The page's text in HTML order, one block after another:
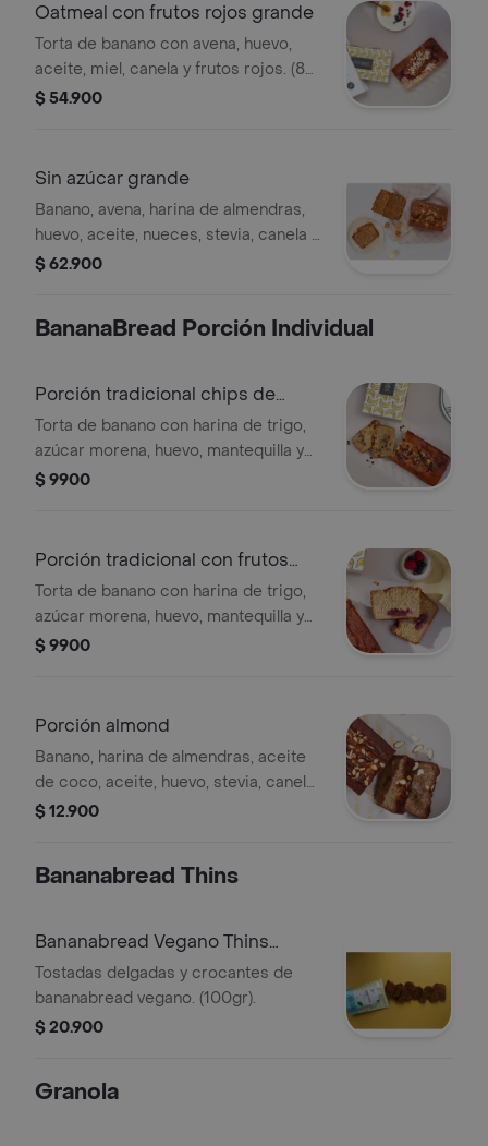
Oatmeal con frutos rojos grande
Torta de banano con avena, huevo,
aceite, miel, canela y frutos rojos. (8
porciones)
$ 54.900
Sin azúcar grande
Banano, avena, harina de almendras,
huevo, aceite, nueces, stevia, canela y
nuez moscada (8 porciones)
$ 62.900
BananaBread Porción Individual
Porción tradicional chips de
chocolate
Torta de banano con harina de trigo,
azúcar morena, huevo, mantequilla y
chips de chocolate.
$ 9900
Porción tradicional con frutos
rojos
Torta de banano con harina de trigo,
azúcar morena, huevo, mantequilla y
frutos rojos.
$ 9900
Porción almond
Banano, harina de almendras, aceite
de coco, aceite, huevo, stevia, canela
y chocolate sin azúcar.
$ 12.900
Bananabread Thins
Bananabread Vegano Thins
(100Gr)
Tostadas delgadas y crocantes de
bananabread vegano. (100gr).
$ 20.900
Granola